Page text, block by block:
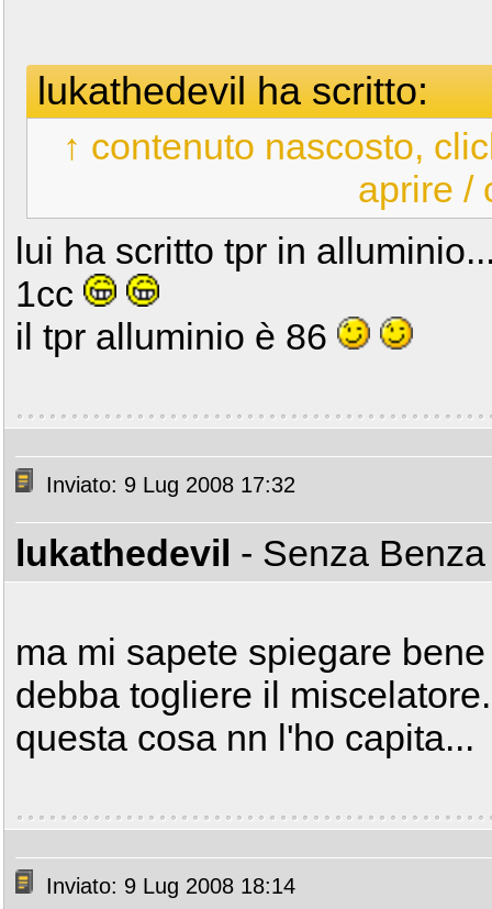
lukathedevil ha scritto:
↑ contenuto nascosto,
aprire /
lui ha scritto tpr in
1cc
il tpr alluminio è 86
Inviato: 9 Lug 2008 17:32
lukathedevil - Senza
ma mi sapete spiegare
debba togliere il
questa cosa nn l'ho capita...
Inviato: 9 Lug 2008 18:14